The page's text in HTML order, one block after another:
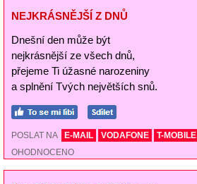
NEJKRÁSNĚJŠÍ Z DNŮ
Dnešní den může být
nejkrásnější ze všech dnů,
přejeme Ti úžasné narozeniny
a splnění Tvých největších snů.
POSLAT NA E-MAIL VODAFONE T-MOBILE
OHODNOCENO